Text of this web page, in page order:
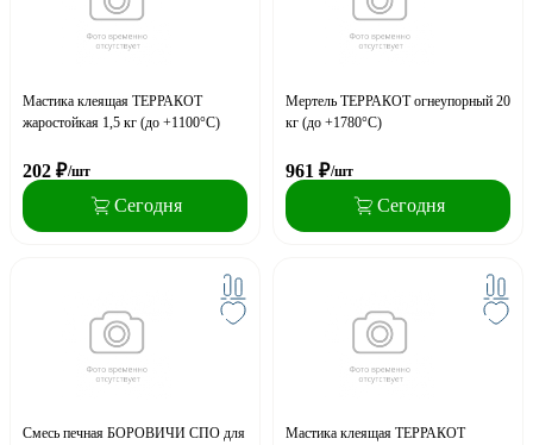
Мастика клеящая ТЕРРАКОТ
жаростойкая 1,5 кг (до +1100°С)
202 ₽/шт
Сегодня
Мертель ТЕРРАКОТ огнеупорный 20
кг (до +1780°С)
961 ₽/шт
Сегодня
Смесь печная БОРОВИЧИ СПО для
Мастика клеящая ТЕРРАКОТ